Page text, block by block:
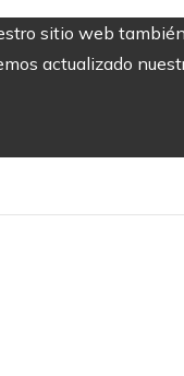
sitio web
actualizado